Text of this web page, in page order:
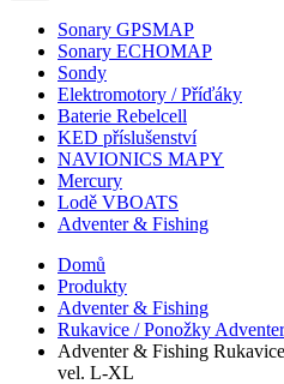
Sonary GPSMAP
Sonary ECHOMAP
Sondy
Elektromotory / Příďáky
Baterie Rebelcell
KED příslušenství
NAVIONICS MAPY
Mercury
Lodě VBOATS
Adventer & Fishing
Domů
Produkty
Adventer & Fishing
Rukavice / Ponožky Adventer
Adventer & Fishing
vel. L-XL